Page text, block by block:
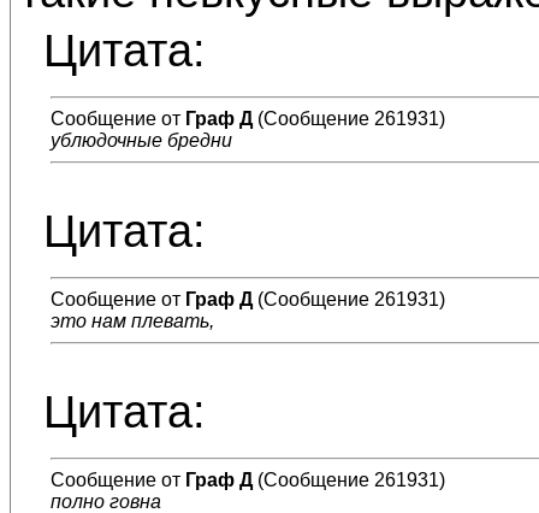
Цитата:
Сообщение от Граф Д(Сообщение 261931)
ублюдочные бредни
Цитата:
Сообщение от Граф Д(Сообщение 261931)
это нам плевать,
Цитата:
Сообщение от Граф Д(Сообщение 261931)
полно говна